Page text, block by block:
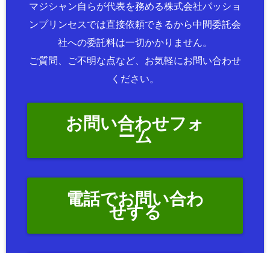
マジシャン自らが代表を務める株式会社パッショ
ンプリンセスでは直接依頼できるから中間委託会
社への委託料は一切かかりません。
ご質問、ご不明な点など、お気軽にお問い合わせ
ください。
お問い合わせフォ
ーム
電話でお問い合わ
せする